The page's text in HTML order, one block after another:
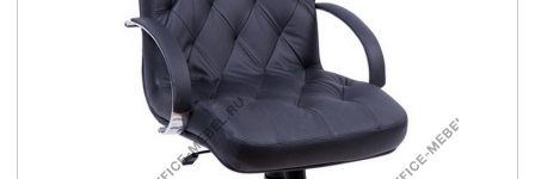
Заказать обратный звонок